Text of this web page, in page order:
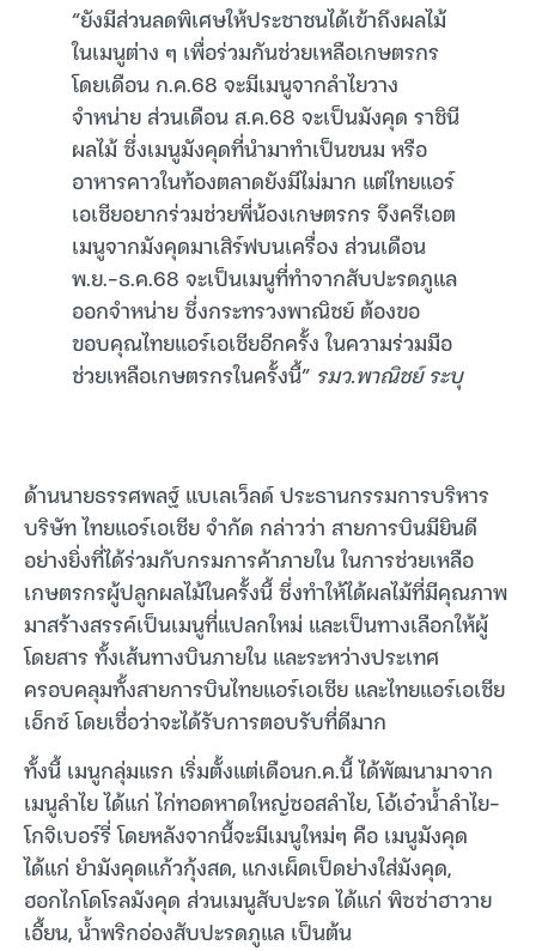
“ยังมีส่วนลดพิเศษให้ประชาชนได้เข้าถึงผลไม้
ในเมนูต่าง ๆ เพื่อร่วมกันช่วยเหลือเกษตรกร
โดยเดือน ก.ค.68 จะมีเมนูจากลำไยวาง
จำหน่าย ส่วนเดือน ส.ค.68 จะเป็นมังคุด ราชินี
ผลไม้ ซึ่งเมนูมังคุดที่นำมาทำเป็นขนม หรือ
อาหารคาวในท้องตลาดยังมีไม่มาก แต่ไทยแอร์
เอเชียอยากร่วมช่วยพี่น้องเกษตรกร จึงครีเอต
เมนูจากมังคุดมาเสิร์ฟบนเครื่อง ส่วนเดือน
พ.ย.-ธ.ค.68 จะเป็นเมนูที่ทำจากสับปะรดภูแล
ออกจำหน่าย ซึ่งกระทรวงพาณิชย์ ต้องขอ
ขอบคุณไทยแอร์เอเชียอีกครั้ง ในความร่วมมือ
ช่วยเหลือเกษตรกรในครั้งนี้” รมว.พาณิชย์ ระบุ
ด้านนายธรรศพลฐ์ แบเลเว็ลด์ ประธานกรรมการบริหาร
บริษัท ไทยแอร์เอเชีย จำกัด กล่าวว่า สายการบินมียินดี
อย่างยิ่งที่ได้ร่วมกับกรมการค้าภายใน ในการช่วยเหลือ
เกษตรกรผู้ปลูกผลไม้ในครั้งนี้ ซึ่งทำให้ได้ผลไม้ที่มีคุณภาพ
มาสร้างสรรค์เป็นเมนูที่แปลกใหม่ และเป็นทางเลือกให้ผู้
โดยสาร ทั้งเส้นทางบินภายใน และระหว่างประเทศ
ครอบคลุมทั้งสายการบินไทยแอร์เอเชีย และไทยแอร์เอเชีย
เอ็กซ์ โดยเชื่อว่าจะได้รับการตอบรับที่ดีมาก
ทั้งนี้ เมนูกลุ่มแรก เริ่มตั้งแต่เดือนก.ค.นี้ ได้พัฒนามาจาก
เมนูลำไย ได้แก่ ไก่ทอดหาดใหญ่ซอสลำไย, โอ้เอ๋วน้ำลำไย-
โกจิเบอร์รี่ โดยหลังจากนี้จะมีเมนูใหม่ๆ คือ เมนูมังคุด
ได้แก่ ยำมังคุดแก้วกุ้งสด, แกงเผ็ดเป็ดย่างใส่มังคุด,
ฮอกไกโดโรลมังคุด ส่วนเมนูสับปะรด ได้แก่ พิซซ่าฮาวาย
เอี้ยน, น้ำพริกอ่องสับปะรดภูแล เป็นต้น